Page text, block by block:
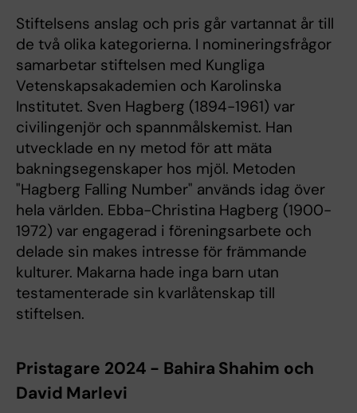
Stiftelsens anslag och pris går vartannat år till
de två olika kategorierna. I nomineringsfrågor
samarbetar stiftelsen med Kungliga
Vetenskapsakademien och Karolinska
Institutet. Sven Hagberg (1894-1961) var
civilingenjör och spannmålskemist. Han
utvecklade en ny metod för att mäta
bakningsegenskaper hos mjöl. Metoden
"Hagberg Falling Number" används idag över
hela världen. Ebba-Christina Hagberg (1900-
1972) var engagerad i föreningsarbete och
delade sin makes intresse för främmande
kulturer. Makarna hade inga barn utan
testamenterade sin kvarlåtenskap till
stiftelsen.
Pristagare 2024 - Bahira Shahim och
David Marlevi